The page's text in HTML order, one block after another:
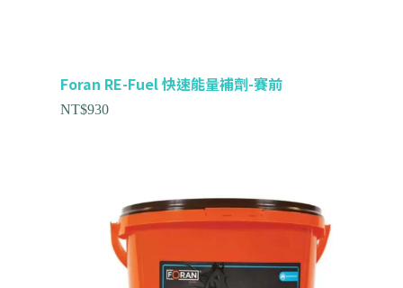
Foran RE-Fuel 快速能量補劑-賽前
NT$930